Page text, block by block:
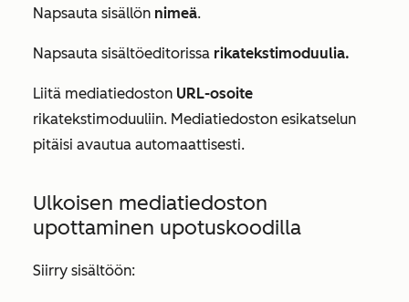
Napsauta sisällön nimeä.
Napsauta sisältöeditorissa rikatekstimoduulia.
Liitä mediatiedoston URL-osoite
rikatekstimoduuliin. Mediatiedoston esikatselun
pitäisi avautua automaattisesti.
Ulkoisen mediatiedoston
upottaminen upotuskoodilla
Siirry sisältöön: